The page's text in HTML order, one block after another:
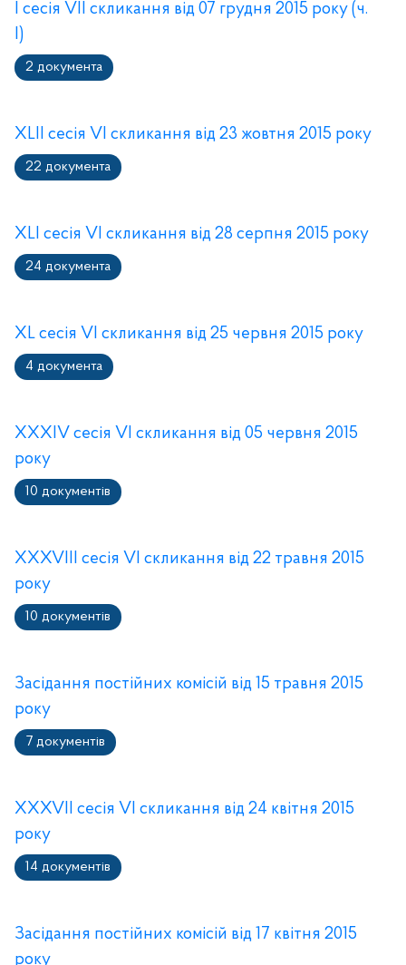
І сесія VII скликання від 07 грудня 2015 року (ч.
І)
2 документа
XLII сесія VI скликання від 23 жовтня 2015 року
22 документа
XLI сесія VI скликання від 28 серпня 2015 року
24 документа
XL сесія VI скликання від 25 червня 2015 року
4 документа
XXXIV сесія VI скликання від 05 червня 2015
року
10 документів
XXXVIII сесія VI скликання від 22 травня 2015
року
10 документів
Засідання постійних комісій від 15 травня 2015
року
7 документів
XXXVII сесія VI скликання від 24 квітня 2015
року
14 документів
Засідання постійних комісій від 17 квітня 2015
року